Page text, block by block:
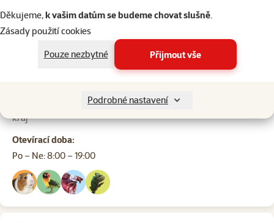
Děkujeme,k vašim datům se budeme chovat slušně.
Zásady použití cookies
Pouze nezbytné
Přijmout vše
Podrobné nastavení
Víta Nejedlého 1618, Mnichovo Hradiště, 295 01, Středočeský
kraj
Otevírací doba:
Po – Ne: 8:00 – 19:00